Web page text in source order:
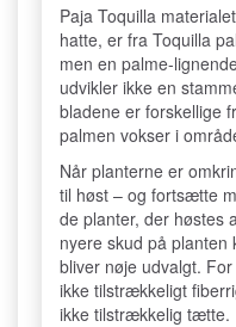
Paja Toquilla
hatte, er fra Toquilla
men en palme-
udvikler ikke en
bladene er forskellige
palmen vokser i
Når planterne er
til høst – og fortsætte
de planter, der høstes
nyere skud på
bliver nøje udvalgt.
ikke tilstrækkeligt
ikke tilstrækkelig tætte.